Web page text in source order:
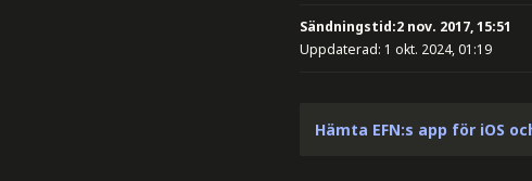
Sändningstid:2 nov. 2017, 15:51
Uppdaterad: 1 okt. 2024, 01:19
Hämta EFN:s app för iOS